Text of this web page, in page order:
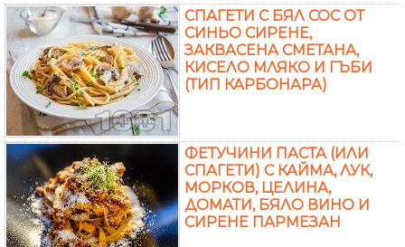
СПАГЕТИ С БЯЛ СОС ОТ
СИНЬО СИРЕНЕ,
ЗАКВАСЕНА СМЕТАНА,
КИСЕЛО МЛЯКО И ГЪБИ
(ТИП КАРБОНАРА)
ФЕТУЧИНИ ПАСТА (ИЛИ
СПАГЕТИ) С КАЙМА, ЛУК,
МОРКОВ, ЦЕЛИНА,
ДОМАТИ, БЯЛО ВИНО И
СИРЕНЕ ПАРМЕЗАН